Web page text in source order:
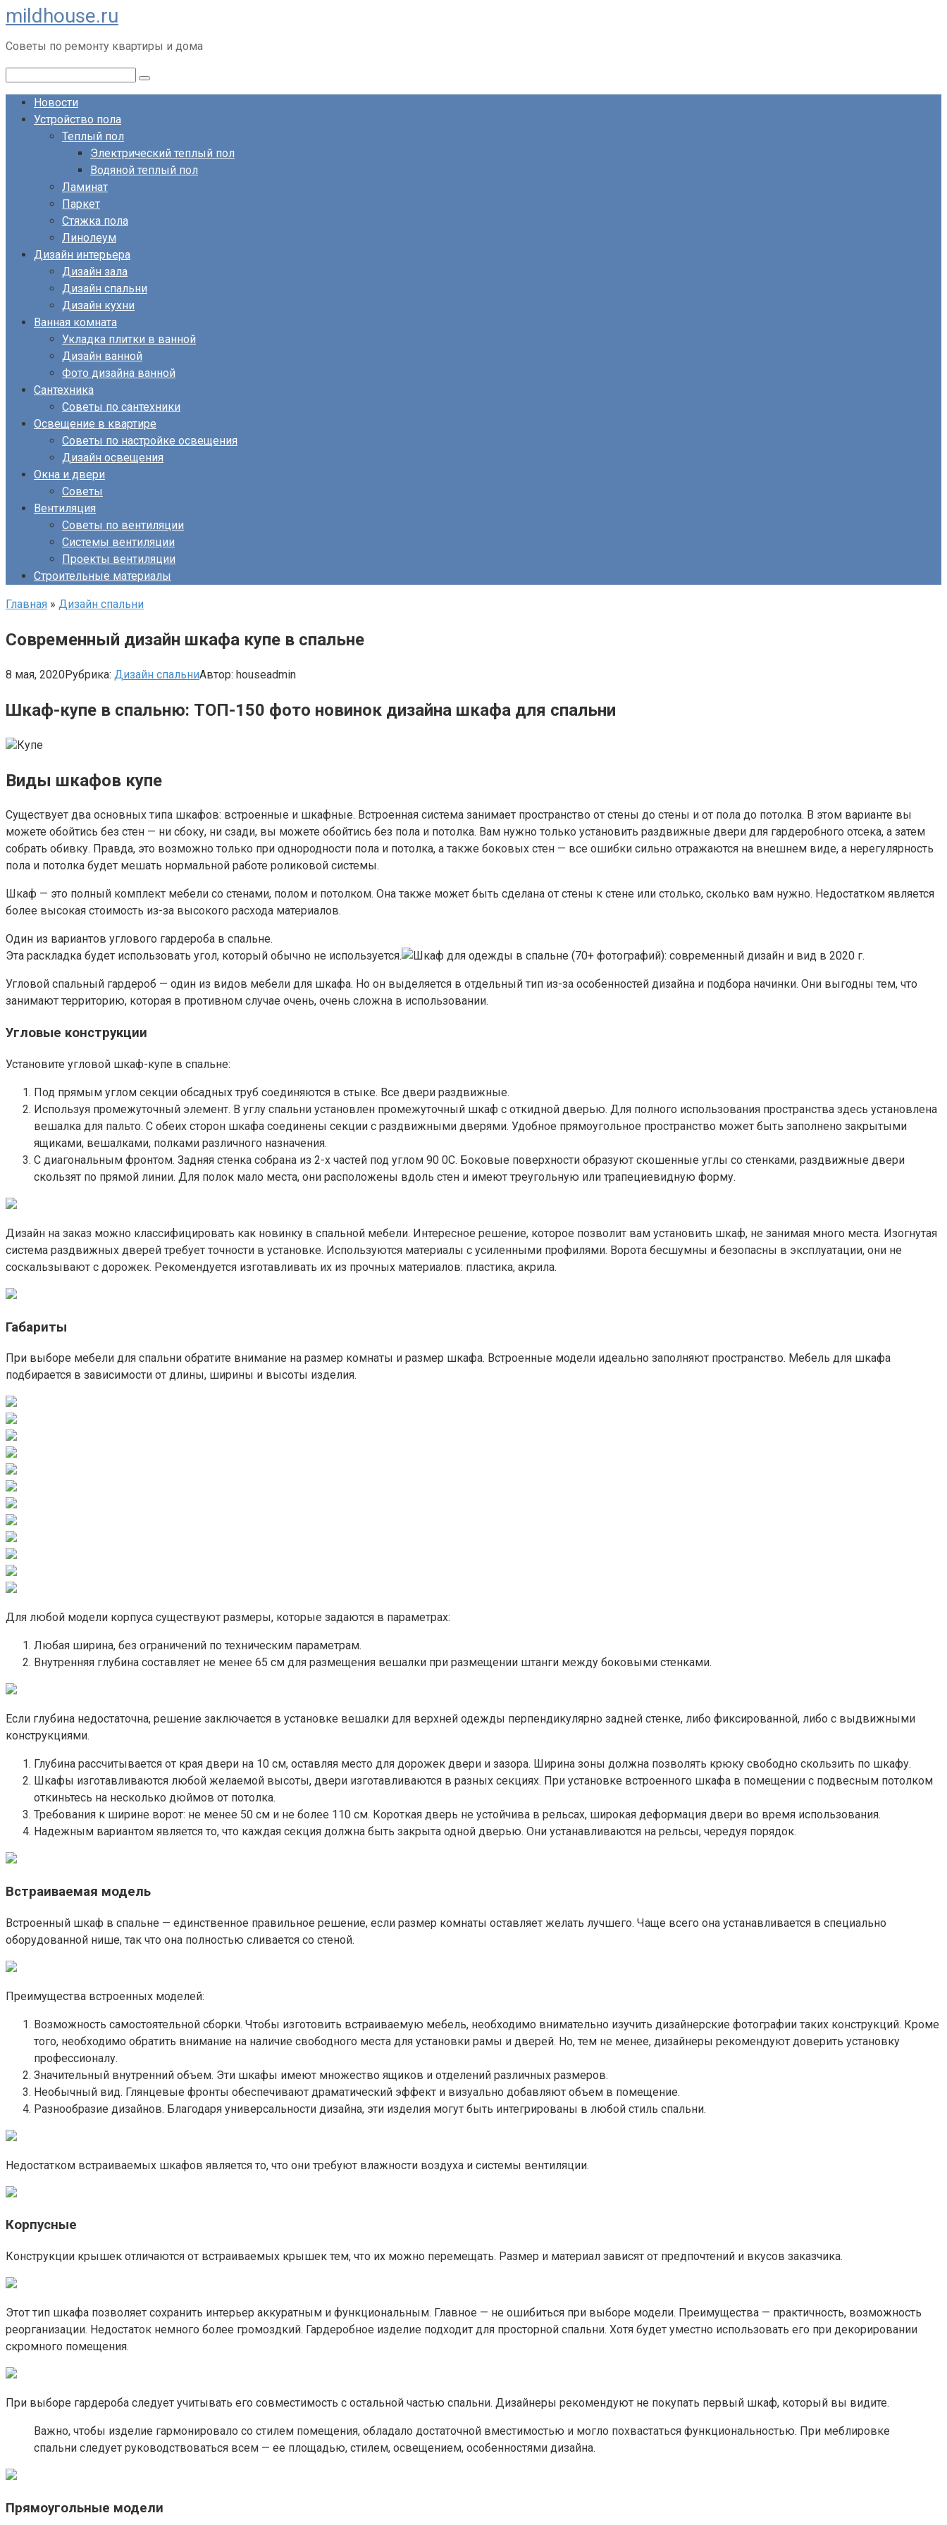
Перейти
к
контенту
mildhouse.ru
Советы по ремонту квартиры и дома
Новости
Устройство пола
Теплый пол
Электрический теплый пол
Водяной теплый пол
Ламинат
Паркет
Стяжка пола
Линолеум
Дизайн интерьера
Дизайн зала
Дизайн спальни
Дизайн кухни
Ванная комната
Укладка плитки в ванной
Дизайн ванной
Фото дизайна ванной
Сантехника
Советы по сантехники
Освещение в квартире
Советы по настройке освещения
Дизайн освещения
Окна и двери
Советы
Вентиляция
Советы по вентиляции
Системы вентиляции
Проекты вентиляции
Строительные материалы
Главная » Дизайн спальни
Современный дизайн шкафа купе в спальне
8 мая, 2020Рубрика: Дизайн спальниАвтор: houseadmin
Шкаф-купе в спальню: ТОП-150 фото новинок дизайна шкафа для спальни
Купе
Виды шкафов купе
Существует два основных типа шкафов: встроенные и шкафные. Встроенная система занимает пространство от стены до стены и от пола до потолка. В этом варианте вы
можете обойтись без стен — ни сбоку, ни сзади, вы можете обойтись без пола и потолка. Вам нужно только установить раздвижные двери для гардеробного отсека, а затем
собрать обивку. Правда, это возможно только при однородности пола и потолка, а также боковых стен — все ошибки сильно отражаются на внешнем виде, а нерегулярность
пола и потолка будет мешать нормальной работе роликовой системы.
Шкаф — это полный комплект мебели со стенами, полом и потолком. Она также может быть сделана от стены к стене или столько, сколько вам нужно. Недостатком является
более высокая стоимость из-за высокого расхода материалов.
Один из вариантов углового гардероба в спальне.
Эта раскладка будет использовать угол, который обычно не используется.
Угловой спальный гардероб — один из видов мебели для шкафа. Но он выделяется в отдельный тип из-за особенностей дизайна и подбора начинки. Они выгодны тем, что
занимают территорию, которая в противном случае очень, очень сложна в использовании.
Угловые конструкции
Установите угловой шкаф-купе в спальне:
Под прямым углом секции обсадных труб соединяются в стыке. Все двери раздвижные.
Используя промежуточный элемент. В углу спальни установлен промежуточный шкаф с откидной дверью. Для полного использования пространства здесь установлена
вешалка для пальто. С обеих сторон шкафа соединены секции с раздвижными дверями. Удобное прямоугольное пространство может быть заполнено закрытыми
ящиками, вешалками, полками различного назначения.
С диагональным фронтом. Задняя стенка собрана из 2-х частей под углом 90 0С. Боковые поверхности образуют скошенные углы со стенками, раздвижные двери
скользят по прямой линии. Для полок мало места, они расположены вдоль стен и имеют треугольную или трапециевидную форму.
Дизайн на заказ можно классифицировать как новинку в спальной мебели. Интересное решение, которое позволит вам установить шкаф, не занимая много места. Изогнутая
система раздвижных дверей требует точности в установке. Используются материалы с усиленными профилями. Ворота бесшумны и безопасны в эксплуатации, они не
соскальзывают с дорожек. Рекомендуется изготавливать их из прочных материалов: пластика, акрила.
Габариты
При выборе мебели для спальни обратите внимание на размер комнаты и размер шкафа. Встроенные модели идеально заполняют пространство. Мебель для шкафа
подбирается в зависимости от длины, ширины и высоты изделия.
Для любой модели корпуса существуют размеры, которые задаются в параметрах:
Любая ширина, без ограничений по техническим параметрам.
Внутренняя глубина составляет не менее 65 см для размещения вешалки при размещении штанги между боковыми стенками.
Если глубина недостаточна, решение заключается в установке вешалки для верхней одежды перпендикулярно задней стенке, либо фиксированной, либо с выдвижными
конструкциями.
Глубина рассчитывается от края двери на 10 см, оставляя место для дорожек двери и зазора. Ширина зоны должна позволять крюку свободно скользить по шкафу.
Шкафы изготавливаются любой желаемой высоты, двери изготавливаются в разных секциях. При установке встроенного шкафа в помещении с подвесным потолком
откиньтесь на несколько дюймов от потолка.
Требования к ширине ворот: не менее 50 см и не более 110 см. Короткая дверь не устойчива в рельсах, широкая деформация двери во время использования.
Надежным вариантом является то, что каждая секция должна быть закрыта одной дверью. Они устанавливаются на рельсы, чередуя порядок.
Встраиваемая модель
Встроенный шкаф в спальне — единственное правильное решение, если размер комнаты оставляет желать лучшего. Чаще всего она устанавливается в специально
оборудованной нише, так что она полностью сливается со стеной.
Преимущества встроенных моделей:
Возможность самостоятельной сборки. Чтобы изготовить встраиваемую мебель, необходимо внимательно изучить дизайнерские фотографии таких конструкций. Кроме
того, необходимо обратить внимание на наличие свободного места для установки рамы и дверей. Но, тем не менее, дизайнеры рекомендуют доверить установку
профессионалу.
Значительный внутренний объем. Эти шкафы имеют множество ящиков и отделений различных размеров.
Необычный вид. Глянцевые фронты обеспечивают драматический эффект и визуально добавляют объем в помещение.
Разнообразие дизайнов. Благодаря универсальности дизайна, эти изделия могут быть интегрированы в любой стиль спальни.
Недостатком встраиваемых шкафов является то, что они требуют влажности воздуха и системы вентиляции.
Корпусные
Конструкции крышек отличаются от встраиваемых крышек тем, что их можно перемещать. Размер и материал зависят от предпочтений и вкусов заказчика.
Этот тип шкафа позволяет сохранить интерьер аккуратным и функциональным. Главное — не ошибиться при выборе модели. Преимущества — практичность, возможность
реорганизации. Недостаток немного более громоздкий. Гардеробное изделие подходит для просторной спальни. Хотя будет уместно использовать его при декорировании
скромного помещения.
При выборе гардероба следует учитывать его совместимость с остальной частью спальни. Дизайнеры рекомендуют не покупать первый шкаф, который вы видите.
Важно, чтобы изделие гармонировало со стилем помещения, обладало достаточной вместимостью и могло похвастаться функциональностью. При меблировке
спальни следует руководствоваться всем — ее площадью, стилем, освещением, особенностями дизайна.
Прямоугольные модели